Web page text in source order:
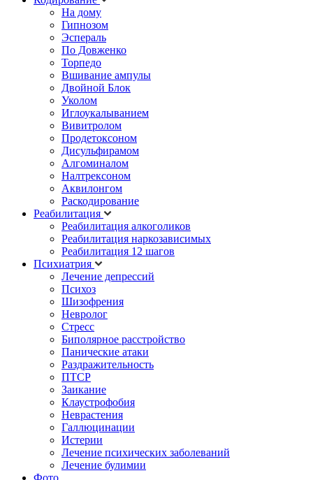
На дому
Гипнозом
Эспераль
По Довженко
Торпедо
Вшивание ампулы
Двойной Блок
Уколом
Иглоукалыванием
Вивитролом
Продетоксоном
Дисульфирамом
Алгоминалом
Налтрексоном
Аквилонгом
Раскодирование
Реабилитация
Реабилитация алкоголиков
Реабилитация наркозависимых
Реабилитация 12 шагов
Психиатрия
Лечение депрессий
Психоз
Шизофрения
Невролог
Стресс
Биполярное расстройство
Панические атаки
Раздражительность
ПТСР
Заикание
Клаустрофобия
Неврастения
Галлюцинации
Истерии
Лечение психических заболеваний
Лечение булимии
Фото